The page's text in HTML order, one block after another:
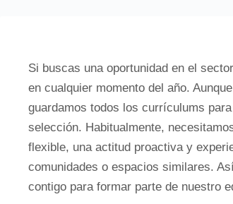
Si buscas una oportunidad en el
en cualquier momento del año.
guardamos todos los currículums
selección. Habitualmente,
flexible, una actitud proactiva y
comunidades o espacios similares.
contigo para formar parte de nuestro